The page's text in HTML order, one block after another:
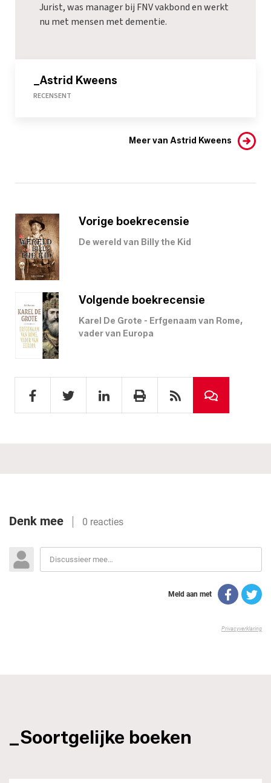
Jurist, was manager bij FNV vakbond en werkt
nu met mensen met dementie.
_Astrid Kweens
RECENSENT
Meer van Astrid Kweens
Vorige boekrecensie
De wereld van Billy the Kid
Volgende boekrecensie
Karel De Grote - Erfgenaam van Rome,
vader van Europa
_Soortgelijke boeken